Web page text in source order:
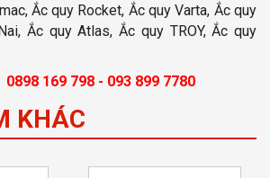
Ắc quy Rocket, Ắc quy Varta, Ắc quy
Ắc quy Atlas, Ắc quy TROY, Ắc quy
0898 169 798 - 093 899 7780
KHÁC